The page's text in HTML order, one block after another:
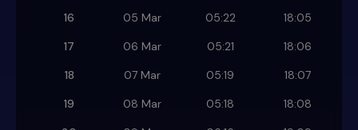
16
05 Mar 05:22
18:05
17
06 Mar 05:21
18:06
18
07 Mar 05:19
18:07
19
08 Mar 05:18
18:08